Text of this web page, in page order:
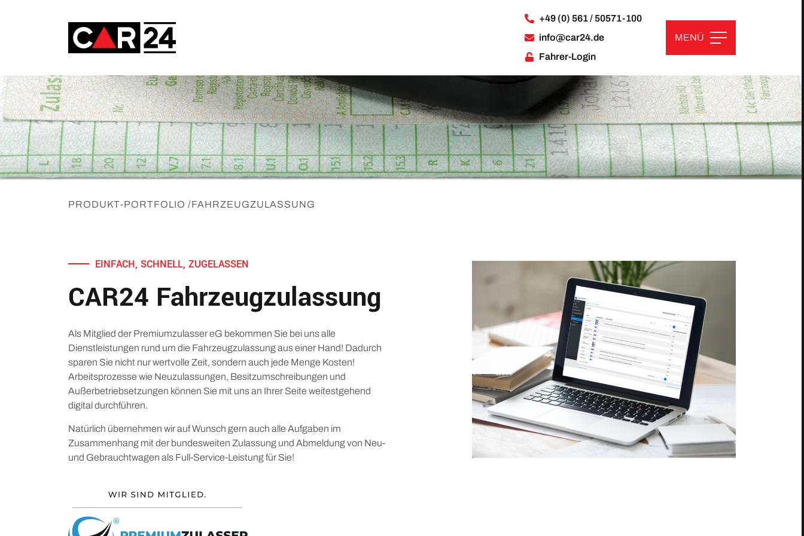
+49 (0) 561 / 50571-100
info@car24.de
Fahrer-Login
MENÜ
+49 (0) 561 / 50571-100
info@car24.de
Fahrer-Login
MENÜ
PRODUKT-PORTFOLIO /FAHRZEUGZULASSUNG
EINFACH, SCHNELL, ZUGELASSEN
CAR24 Fahrzeugzulassung
Als Mitglied der Premiumzulasser eG bekommen Sie bei uns alle
Dienstleistungen rund um die Fahrzeugzulassung aus einer Hand! Dadurch
sparen Sie nicht nur wertvolle Zeit, sondern auch jede Menge Kosten!
Arbeitsprozesse wie Neuzulassungen, Besitzumschreibungen und
Außerbetriebsetzungen können Sie mit uns an Ihrer Seite weitestgehend
digital durchführen.
Natürlich übernehmen wir auf Wunsch gern auch alle Aufgaben im
Zusammenhang mit der bundesweiten Zulassung und Abmeldung von Neu-
und Gebrauchtwagen als Full-Service-Leistung für Sie!